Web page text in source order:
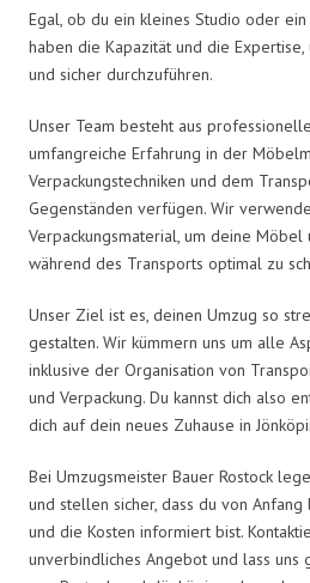
Egal, ob du ein kleines Studio oder
haben die Kapazität und die
und sicher durchzuführen.
Unser Team besteht aus
umfangreiche Erfahrung in der
Verpackungstechniken und dem
Gegenständen verfügen. Wir
Verpackungsmaterial, um deine
während des Transports optimal zu
Unser Ziel ist es, deinen Umzug so
gestalten. Wir kümmern uns um alle
inklusive der Organisation von
und Verpackung. Du kannst dich also
dich auf dein neues Zuhause in
Bei Umzugsmeister Bauer Rostock
und stellen sicher, dass du von
und die Kosten informiert bist.
unverbindliches Angebot und lass uns